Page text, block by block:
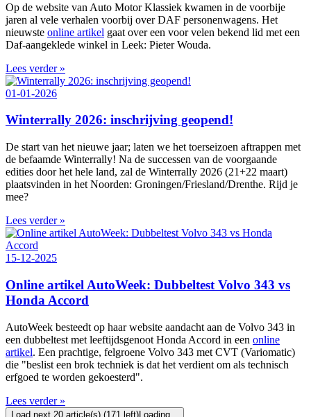
Op de website van Auto Motor Klassiek kwamen in de voorbije
jaren al vele verhalen voorbij over DAF personenwagens. Het
nieuwste online artikel gaat over een voor velen bekend lid met een
Daf-aangeklede winkel in Leek: Pieter Wouda.
Lees verder »
01-01-2026
Winterrally 2026: inschrijving geopend!
De start van het nieuwe jaar; laten we het toerseizoen aftrappen met
de befaamde Winterrally! Na de successen van de voorgaande
edities door het hele land, zal de Winterrally 2026 (21+22 maart)
plaatsvinden in het Noorden: Groningen/Friesland/Drenthe. Rijd je
mee?
Lees verder »
15-12-2025
Online artikel AutoWeek: Dubbeltest Volvo 343 vs
Honda Accord
AutoWeek besteedt op haar website aandacht aan de Volvo 343 in
een dubbeltest met leeftijdsgenoot Honda Accord in een online
artikel. Een prachtige, felgroene Volvo 343 met CVT (Variomatic)
die "beslist een brok techniek is dat het verdient om als technisch
erfgoed te worden gekoesterd".
Lees verder »
Load next 20 article(s) (171 left)Loading...